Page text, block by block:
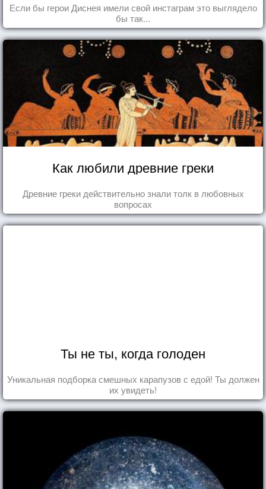
Если бы герои Диснея имели свой инстаграм это выглядело
бы так...
Как любили древние греки
Древние греки действительно знали толк в любовных
вопросах
Ты не ты, когда голоден
Уникальная подборка смешных карапузов с едой! Ты должен
их увидеть!